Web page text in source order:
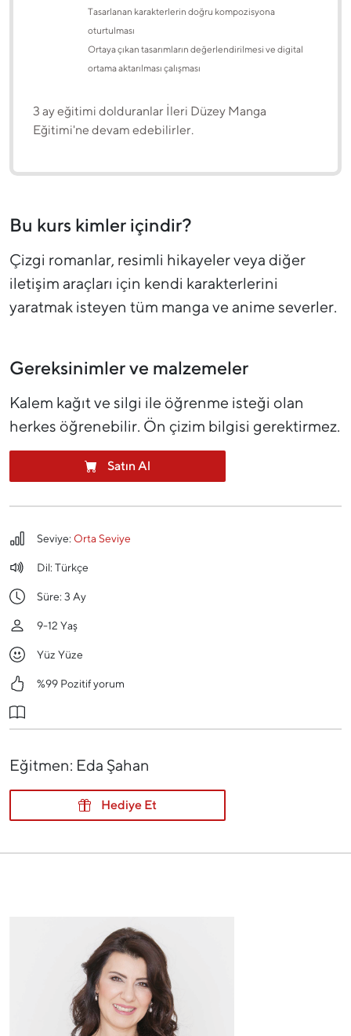
Tasarlanan karakterlerin doğru kompozisyona
oturtulması
Ortaya çıkan tasarımların değerlendirilmesi ve digital
ortama aktarılması çalışması
3 ay eğitimi dolduranlar İleri Düzey Manga
Eğitimi'ne devam edebilirler.
Bu kurs kimler içindir?
Çizgi romanlar, resimli hikayeler veya diğer
iletişim araçları için kendi karakterlerini
yaratmak isteyen tüm manga ve anime severler.
Gereksinimler ve malzemeler
Kalem kağıt ve silgi ile öğrenme isteği olan
herkes öğrenebilir. Ön çizim bilgisi gerektirmez.
Satın Al
Seviye: Orta Seviye
Dil: Türkçe
Süre: 3 Ay
9-12 Yaş
Yüz Yüze
%99 Pozitif yorum
Eğitmen: Eda Şahan
Hediye Et